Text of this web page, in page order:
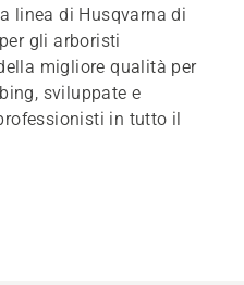
linea di Husqvarna di
gli arboristi
migliore qualità per
sviluppate e
in tutto il